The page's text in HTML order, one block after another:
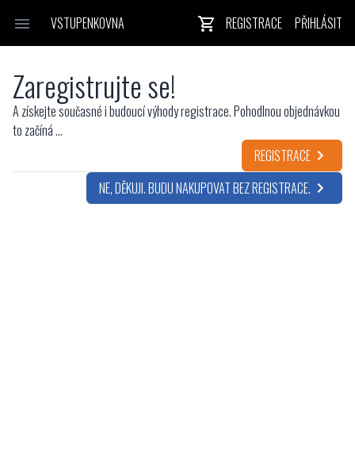
VSTUPENKOVNA REGISTRACE PŘIHLÁSIT
Zaregistrujte se!
A získejte současné i budoucí výhody registrace. Pohodlnou objednávkou
to začíná ...
REGISTRACE
NE, DĚKUJI. BUDU NAKUPOVAT BEZ REGISTRACE.